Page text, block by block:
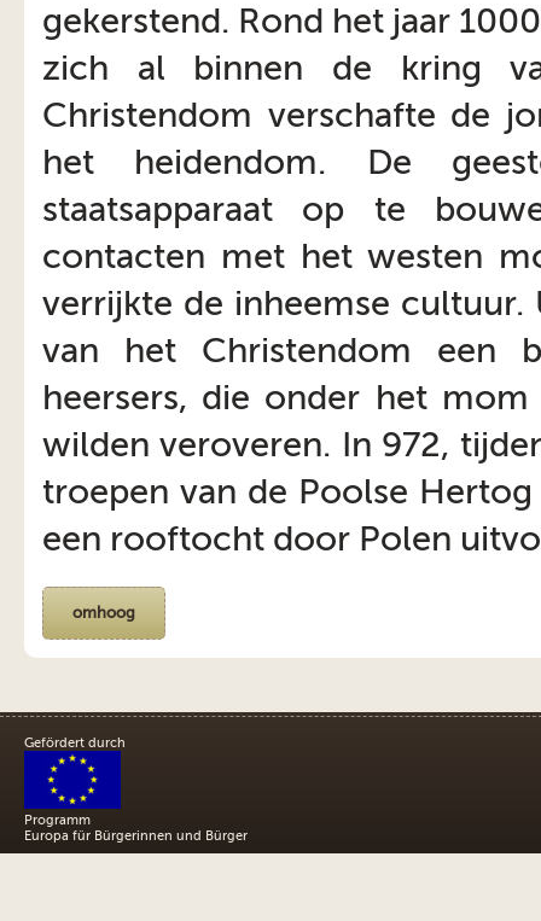
gekerstend. Rond het jaar
zich al binnen de kring
Christendom verschafte de
het heidendom. De
staatsapparaat op te
contacten met het westen
verrijkte de inheemse
van het Christendom een
heersers, die onder het
wilden veroveren. In 972,
troepen van de Poolse
een rooftocht door Polen
omhoog
Gefördert durch
Programm
Europa für Bürgerinnen und Bürger